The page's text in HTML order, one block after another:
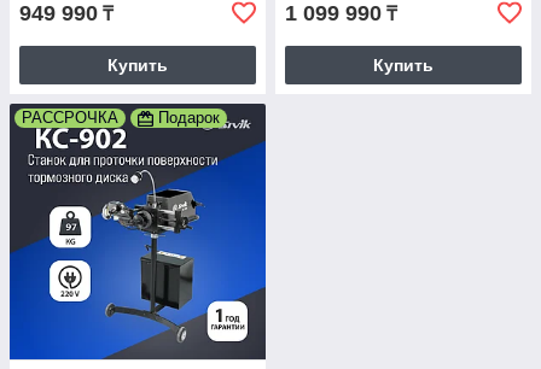
949 990 ₸
Купить
1 099 990 ₸
Купить
РАССРОЧКА Подарок